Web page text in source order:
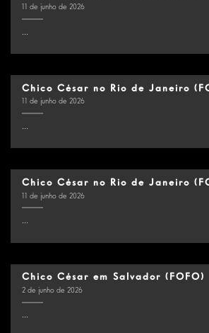
11 de junho de 2026
...
Chico César no Rio de Janeiro
11 de junho de 2026
...
Chico César no Rio de Janeiro
11 de junho de 2026
...
Chico César em Salvador (FOFO)
2 de junho de 2026
...